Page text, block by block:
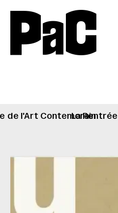
PaC
de l'Art Contemorain
La Rentrée